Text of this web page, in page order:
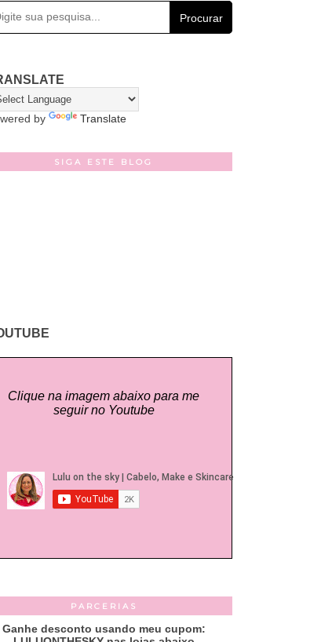
Procurar
by Translate
SIGA ESTE BLOG
Clique na imagem abaixo para me
seguir no Youtube
PARCERIAS
Ganhe desconto usando meu cupom: